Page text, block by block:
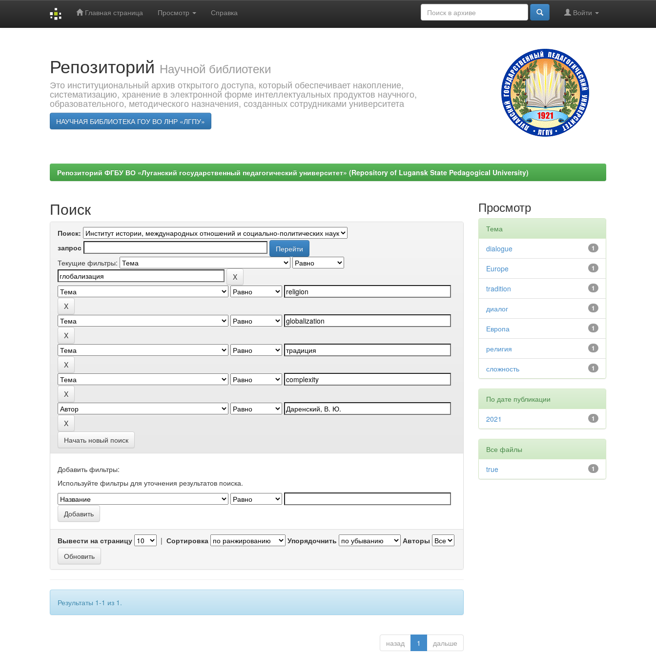
Главная страница Просмотр Справка Войти
Репозиторий Научной библиотеки
Это институциональный архив открытого доступа, который обеспечивает накопление,
систематизацию, хранение в электронной форме интеллектуальных продуктов научного,
образовательного, методического назначения, созданных сотрудниками университета
НАУЧНАЯ БИБЛИОТЕКА ГОУ ВО ЛНР «ЛГПУ»
Репозиторий ФГБУ ВО «Луганский государственный педагогический университет» (Repository of Lugansk State Pedagogical University)
Поиск
Поиск:
запрос
Текущие фильтры:
Начать новый поиск
Добавить фильтры:
Используйте фильтры для уточнения результатов поиска.
Вывести на страницу | Сортировка Упорядочнить Авторы
Результаты 1-1 из 1.
назад 1 дальше
Просмотр
Тема
1
dialogue
1
Europe
1
tradition
1
диалог
1
Европа
1
религия
1
сложность
По дате публикации
1
2021
Все файлы
1
true